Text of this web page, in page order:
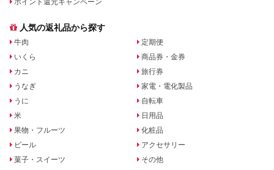
ポイント還元キャンペーン
人気の返礼品から探す
牛肉
いくら
カニ
うなぎ
うに
米
果物・フルーツ
ビール
菓子・スイーツ
定期便
商品券・金券
旅行券
家電・電化製品
自転車
日用品
化粧品
アクセサリー
その他